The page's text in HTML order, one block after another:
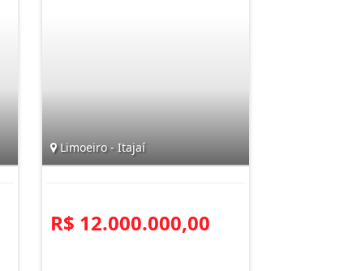
Limoeiro - Itajaí
R$ 12.000.000,00